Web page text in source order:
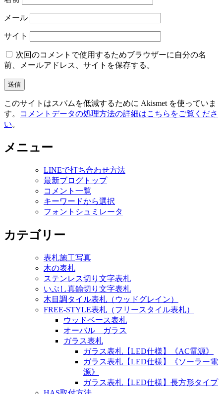
メール
サイト
次回のコメントで使用するためブラウザーに自分の名
前、メールアドレス、サイトを保存する。
このサイトはスパムを低減するために Akismet を使っていま
す。
コメントデータの処理方法の詳細はこちらをご覧くださ
い。
メニュー
LINEで打ち合わせ方法
最新ブログトップ
コメント一覧
キーワードから選択
フォントシュミレータ
カテゴリー
表札施工写真
木の表札
ステンレス切り文字表札
いぶし真鍮切り文字表札
木目調タイル表札（ウッドグレイン）
FREE-STYLE表札（フリースタイル表札）
ウッドベース表札
オーバル ガラス
ガラス表札
ガラス表札【LED仕様】《AC電源》
ガラス表札【LED仕様】《ソーラー電
源》
ガラス表札【LED仕様】長方形タイプ